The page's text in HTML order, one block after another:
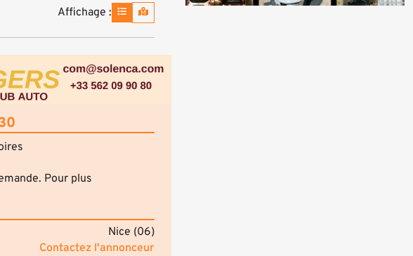
Affichage :
Pour plus
Nice (06)
Contactez l'annonceur